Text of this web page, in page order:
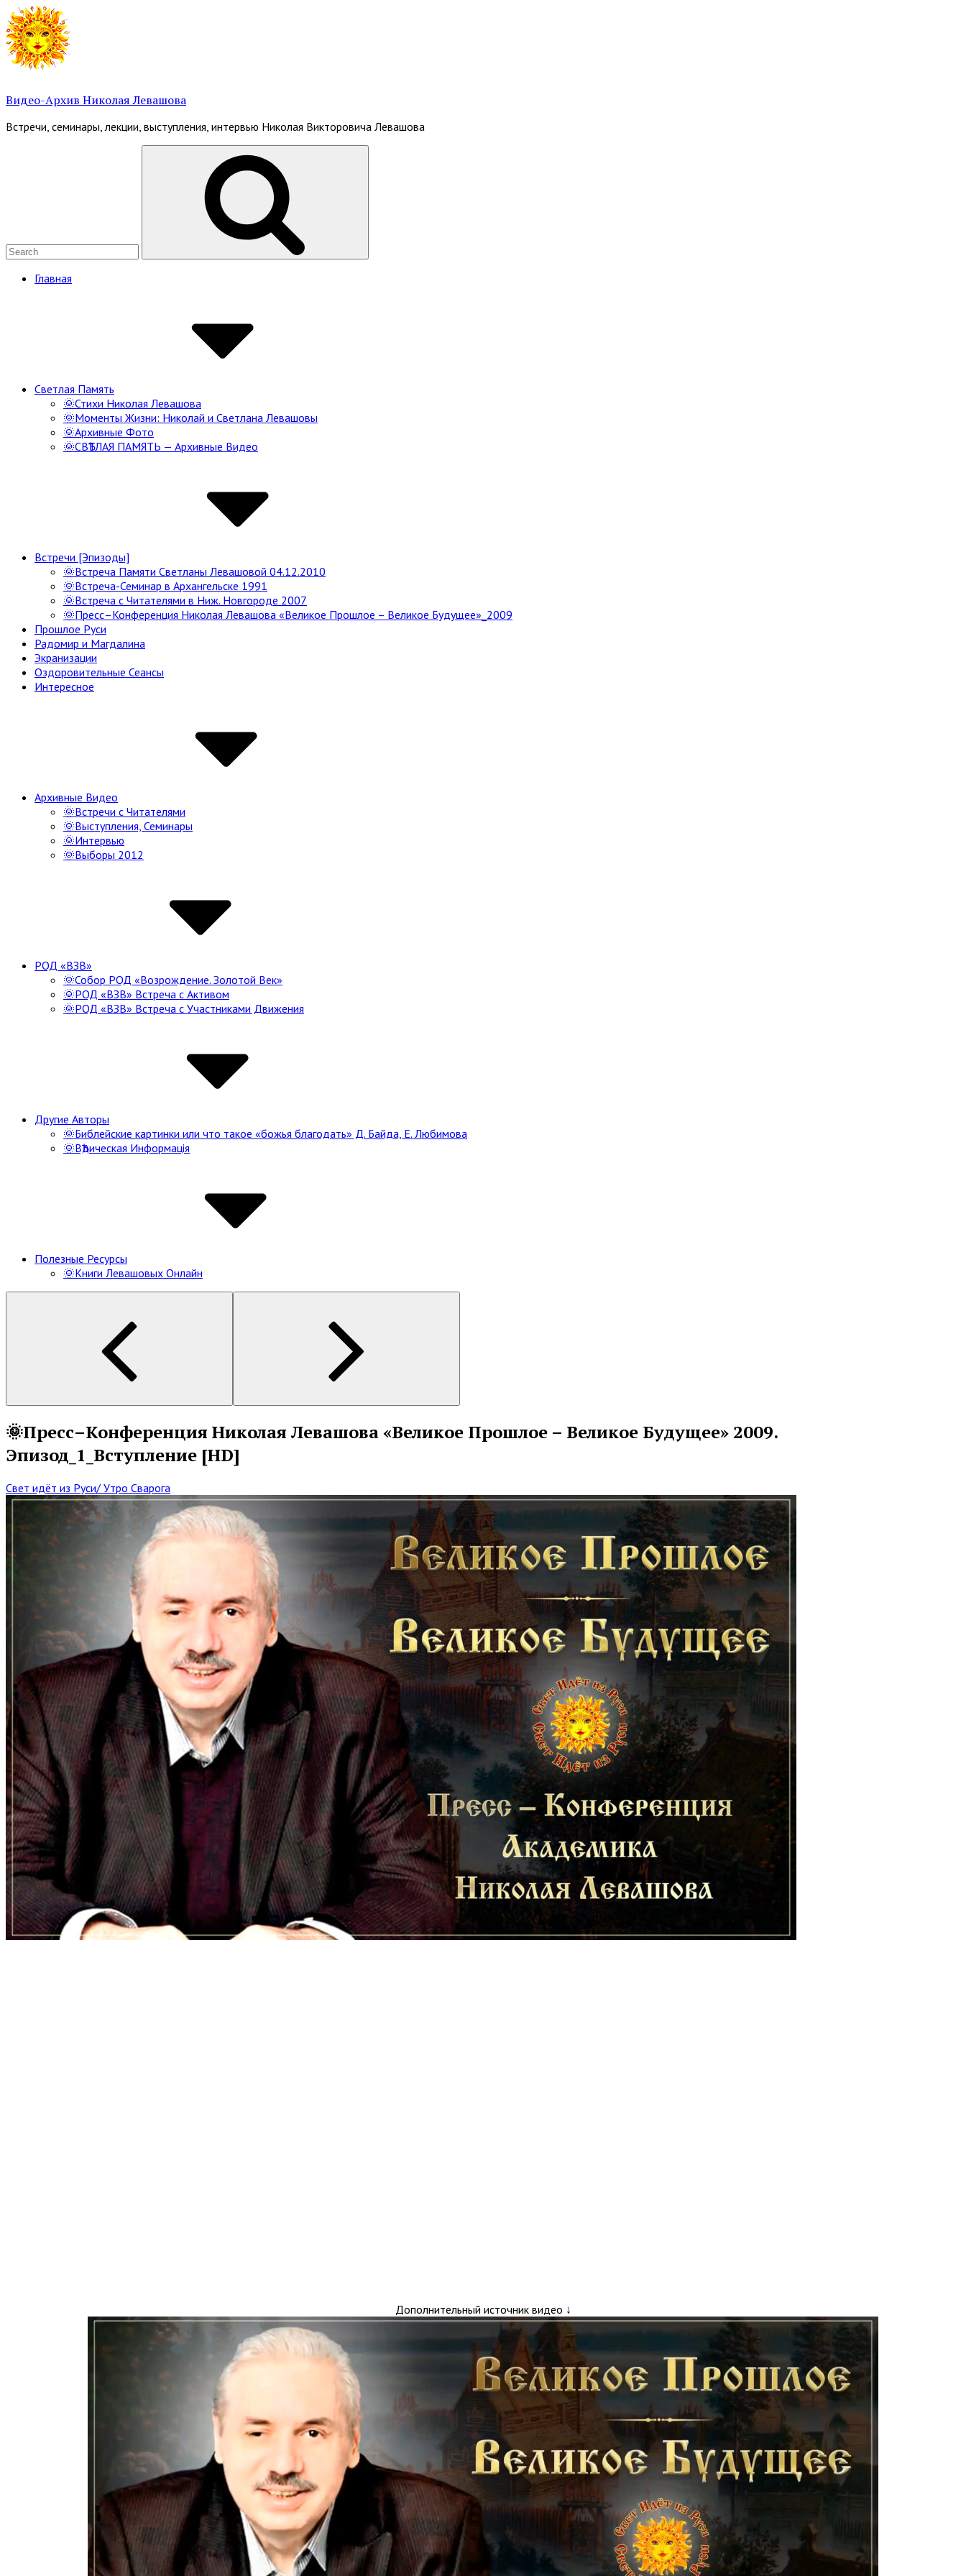
Skip
to
content
Видео-Архив Николая Левашова
Встречи, семинары, лекции, выступления, интервью Николая Викторовича Левашова
Site
Главная
Светлая Память
🌞Стихи Николая Левашова
🌞Моменты Жизни: Николай и Светлана Левашовы
🌞Архивные Фото
🌞СВѢТЛАЯ ПАМЯТЬ — Архивные Видео
Встречи [Эпизоды]
🌞Встреча Памяти Светланы Левашовой 04.12.2010
🌞Встреча-Семинар в Архангельске 1991
🌞Встреча с Читателями в Ниж. Новгороде 2007
🌞Пресс–Конференция Николая Левашова «Великое Прошлое – Великое Будущее»_2009
Прошлое Руси
Радомир и Магдалина
Экранизации
Оздоровительные Сеансы
Интересное
Архивные Видео
🌞Встречи с Читателями
🌞Выступления, Семинары
🌞Интервью
🌞Выборы 2012
РОД «ВЗВ»
🌞Собор РОД «Возрождение. Золотой Век»
🌞РОД «ВЗВ» Встреча с Активом
🌞РОД «ВЗВ» Встреча с Участниками Движения
Другие Авторы
🌞Библейские картинки или что такое «божья благодать» Д. Байда, Е. Любимова
🌞ВѢдическая Информацiя
Полезные Ресурсы
🌞Книги Левашовых Онлайн
🌞Пресс–Конференция Николая Левашова «Великое Прошлое – Великое Будущее» 2009.
Эпизод_1_Вступление [HD]
Свет идёт из Руси/ Утро Сварога
Дополнительный источник видео ↓